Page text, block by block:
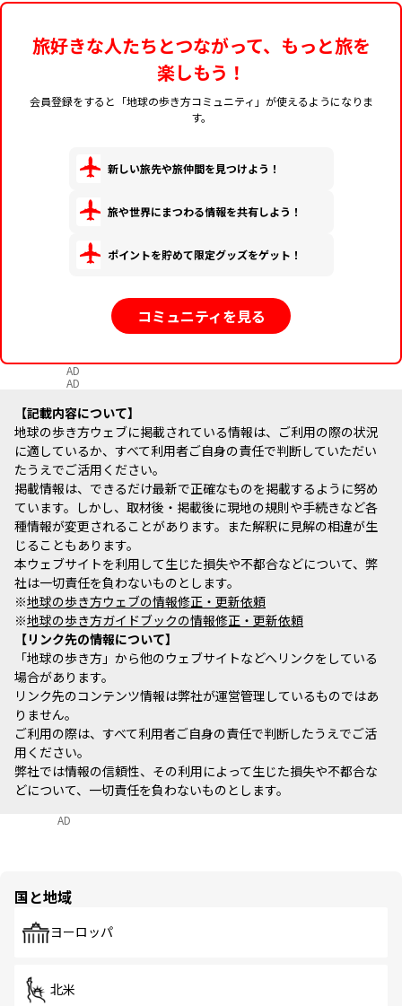
旅好きな人たちとつながって、もっと旅を
楽しもう！
会員登録をすると「地球の歩き方コミュニティ」が使えるようになりま
す。
新しい旅先や旅仲間を見つけよう！
旅や世界にまつわる情報を共有しよう！
ポイントを貯めて限定グッズをゲット！
コミュニティを見る
AD
AD
記載内容について
地球の歩き方ウェブに掲載されている情報は、ご利用の際の状況
に適しているか、すべて利用者ご自身の責任で判断していただい
たうえでご活用ください。
掲載情報は、できるだけ最新で正確なものを掲載するように努め
ています。しかし、取材後・掲載後に現地の規則や手続きなど各
種情報が変更されることがあります。また解釈に見解の相違が生
じることもあります。
本ウェブサイトを利用して生じた損失や不都合などについて、弊
社は一切責任を負わないものとします。
※地球の歩き方ウェブの情報修正・更新依頼
※地球の歩き方ガイドブックの情報修正・更新依頼
リンク先の情報について
「地球の歩き方」から他のウェブサイトなどへリンクをしている
場合があります。
リンク先のコンテンツ情報は弊社が運営管理しているものではあ
りません。
ご利用の際は、すべて利用者ご自身の責任で判断したうえでご活
用ください。
弊社では情報の信頼性、その利用によって生じた損失や不都合な
どについて、一切責任を負わないものとします。
AD
国と地域
ヨーロッパ
北米